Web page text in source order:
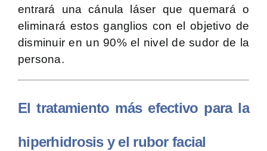
entrará una cánula láser que quemará o
eliminará estos ganglios con el objetivo de
disminuir en un 90% el nivel de sudor de la
persona.
El tratamiento más efectivo para la
hiperhidrosis y el rubor facial